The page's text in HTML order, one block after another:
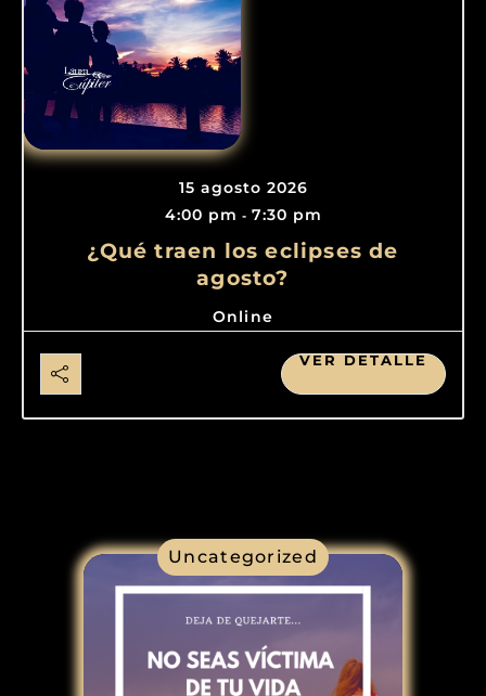
15 agosto 2026
4:00 pm - 7:30 pm
¿Qué traen los eclipses de
agosto?
Online
VER DETALLE
Uncategorized